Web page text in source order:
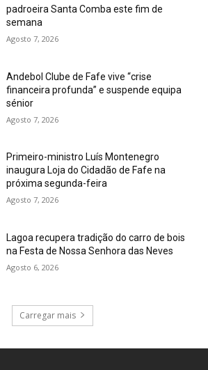
padroeira Santa Comba este fim de
semana
Agosto 7, 2026
Andebol Clube de Fafe vive “crise
financeira profunda” e suspende equipa
sénior
Agosto 7, 2026
Primeiro-ministro Luís Montenegro
inaugura Loja do Cidadão de Fafe na
próxima segunda-feira
Agosto 7, 2026
Lagoa recupera tradição do carro de bois
na Festa de Nossa Senhora das Neves
Agosto 6, 2026
Carregar mais